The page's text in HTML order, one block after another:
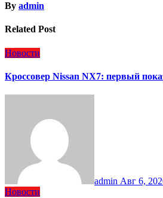
By admin
Related Post
Новости
Кроссовер Nissan NX7: первый
admin Авг 6,
Новости